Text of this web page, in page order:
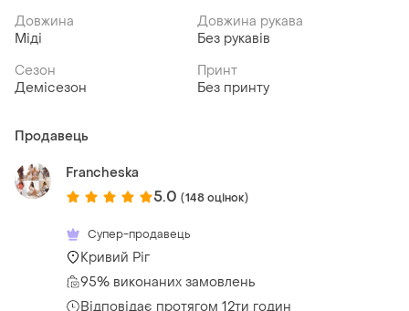
Довжина
Міді
Довжина рукава
Без рукавів
Сезон
Демісезон
Принт
Без принту
Продавець
Francheska
5.0 (148 оцінок)
Супер-продавець
Кривий Ріг
95% виконаних замовлень
Відповідає протягом 12ти годин